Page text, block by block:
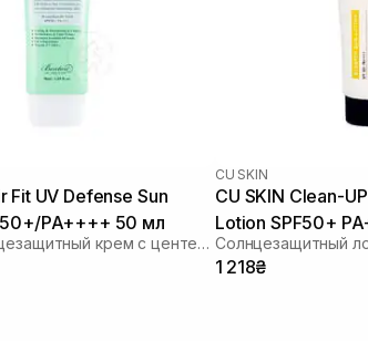
Fit UV Defense Sun
50+/PA++++ 50 мл
Легкий солнцезащитный крем с центеллой
CU SKIN
CU SKIN Clean-
Lotion SPF50+
1 218₴